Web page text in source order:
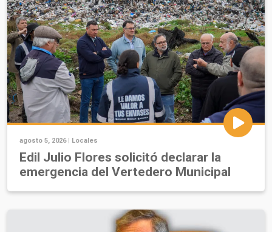
agosto 5, 2026 | Locales
Edil Julio Flores solicitó declarar la
emergencia del Vertedero Municipal